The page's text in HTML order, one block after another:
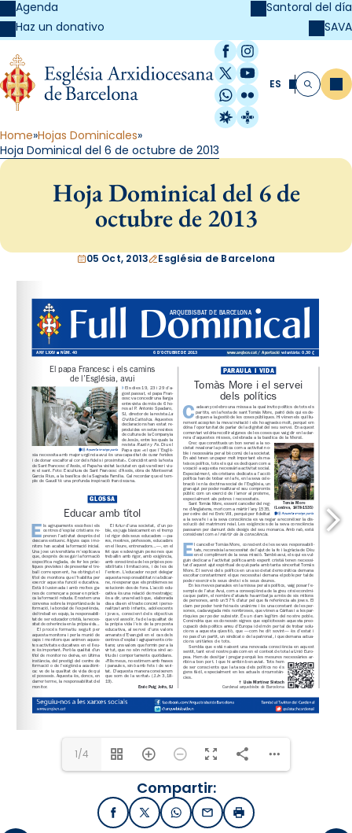
Agenda
Haz un donativo
Santoral del día
SAVA
Facebook
Instagram
X / Twitter
YouTube
WhatsApp
Flickr
Radio Estel
Catalunya
ES Buscar
Home Hojas Dominicales
Hoja Dominical del 6 de octubre de 2013
Hoja Dominical del 6 de
octubre de 2013
05 Oct, 2013 Església de Barcelona
www.arqbcn.cat / Aportació voluntària: 0,30
1/4
Compartir:
FacebookX / TwitterWhatsApp
EmailImprimir